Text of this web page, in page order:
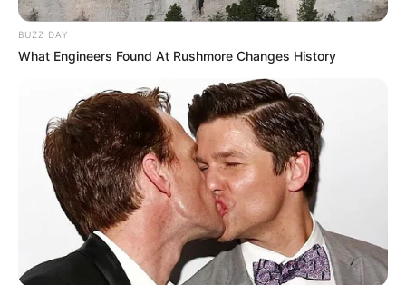
BUZZ DAY
What Engineers Found At Rushmore Changes History